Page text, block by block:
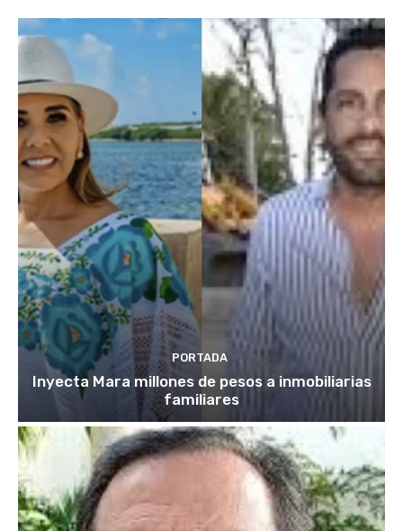
PORTADA
Inyecta Mara millones de pesos a inmobiliarias
familiares